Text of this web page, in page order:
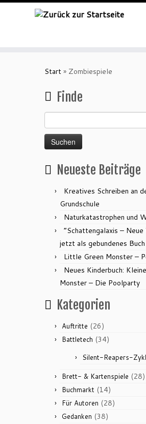
Start » Zombiespiele
Finde
nach:
Neueste Beiträge
Kreatives Schreiben an
Grundschule
Naturkatastrophen und
“Schattengalaxis –
jetzt als gebundenes Buch
Little Green Monster –
Neues Kinderbuch:
Monster – Die Poolparty
Kategorien
Auftritte (26)
Battletech (34)
Silent-Reapers-
Brett- & Kartenspiele (28)
Buchmarkt (14)
Für Autoren (28)
Gedanken (38)